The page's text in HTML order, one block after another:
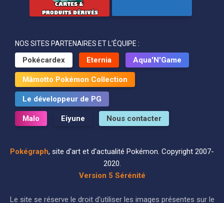
NOS SITES PARTENAIRES ET L’ÉQUIPE :
Pokécardex Eternia Aqua'N'Game
Mâmotto Pokémon Collection
Le développeur de PG
Malo Eiyune Nous contacter
Pokégraph, site d'art et d'actualité Pokémon. Copyright 2007-
2020.
Version 5 Sérénité
Le site se réserve le droit d'utiliser les images présentes sur le